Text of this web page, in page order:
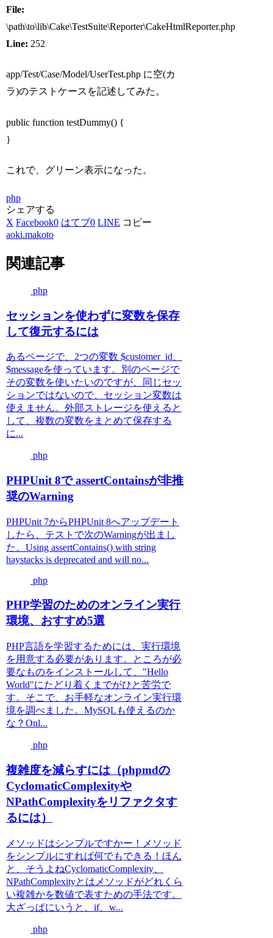
File:
\path\to\lib\Cake\TestSuite\Reporter\CakeHtmlReporter.php
Line: 252
app/Test/Case/Model/UserTest.php に空(カ
ラ)のテストケースを記述してみた。
public function testDummy() {
}
これで、グリーン表示になった。
php
シェアする
X Facebook0 はてブ0 LINE コピー
aoki.makoto
関連記事
php
セッションを使わずに変数を保存
して復元するには
あるページで、2つの変数 $customer_id、
$messageを使っています。別のページで
その変数を使いたいのですが、同じセッ
ションではないので、セッション変数は
使えません。外部ストレージを使えると
して、複数の変数をまとめて保存する
に...
php
PHPUnit 8で assertContainsが非推
奨のWarning
PHPUnit 7からPHPUnit 8へアップデート
したら、テストで次のWarningが出まし
た。Using assertContains() with string
haystacks is deprecated and will no...
php
PHP学習のためのオンライン実行
環境、おすすめ5選
PHP言語を学習するためには、実行環境
を用意する必要があります。ところが必
要なものをインストールして、"Hello
World"にたどり着くまでがひと苦労で
す。そこで、お手軽なオンライン実行環
境を調べました。MySQLも使えるのか
な？Onl...
php
複雑度を減らすには（phpmdの
CyclomaticComplexityや
NPathComplexityをリファクタす
るには）
メソッドはシンプルですかー！メソッド
をシンプルにすれば何でもできる！ほん
と、そうよねCyclomaticComplexity、
NPathComplexityとはメソッドがどれくら
い複雑かを数値で表すための手法です。
大ざっぱにいうと、if、w...
php